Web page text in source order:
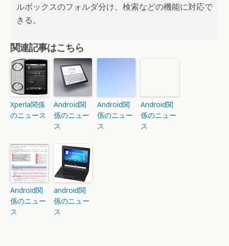
ルボックスのフォルダ分け、検索などの機能に対応で
きる。
関連記事はこちら
Xperia関係
のニュース
Android関
係のニュー
ス
Android関
係のニュー
ス
Android関
係のニュー
ス
Android関
係のニュー
ス
android関
係のニュー
ス